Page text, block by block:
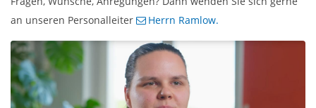
an unseren Personalleiter
Herrn Ramlow.